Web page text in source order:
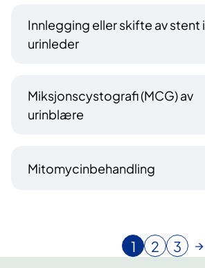
Innlegging eller skifte av stent i
urinleder
Miksjonscystografi (MCG) av
urinblære
Mitomycinbehandling
N
1
G
2
G
3